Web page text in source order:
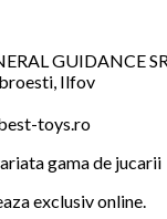
GUIDANCE
Ilfov
toys.ro
gama de jucarii
exclusiv online.